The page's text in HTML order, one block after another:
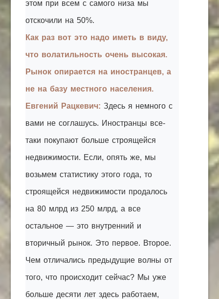
этом при всем с самого низа мы
отскочили на 50%.
Как раз вот это надо иметь в виду,
что волатильность очень высокая.
Рынок опирается на иностранцев, а
не на базу местного населения.
Евгений Рацкевич: Здесь я немного с
вами не соглашусь. Иностранцы все-
таки покупают больше строящейся
недвижимости. Если, опять же, мы
возьмем статистику этого года, то
строящейся недвижимости продалось
на 80 млрд из 250 млрд, а все
остальное — это внутренний и
вторичный рынок. Это первое. Второе.
Чем отличались предыдущие волны от
того, что происходит сейчас? Мы уже
больше десяти лет здесь работаем,